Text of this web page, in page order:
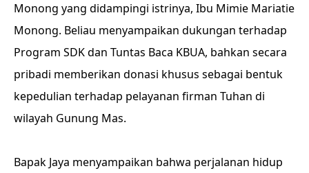
Monong yang didampingi istrinya, Ibu Mimie Mariatie
Monong. Beliau menyampaikan dukungan terhadap
Program SDK dan Tuntas Baca KBUA, bahkan secara
pribadi memberikan donasi khusus sebagai bentuk
kepedulian terhadap pelayanan firman Tuhan di
wilayah Gunung Mas.
Bapak Jaya menyampaikan bahwa perjalanan hidup